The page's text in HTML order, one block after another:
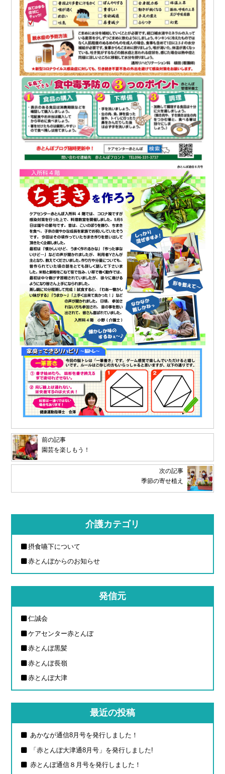
前の記事
園芸を楽しもう！
次の記事
季節の寄せ植え
介護カテゴリ
摂食嚥下について
赤とんぼからのお知らせ
発信元
仁誠会
ケアセンター赤とんぼ
赤とんぼ黒髪
赤とんぼ長嶺
赤とんぼ大津
最近の投稿
あかなが通信8月号を発行しました！
「赤とんぼ大津通8月号」を発行しました!
赤とんぼ通信８月号を発行しました！